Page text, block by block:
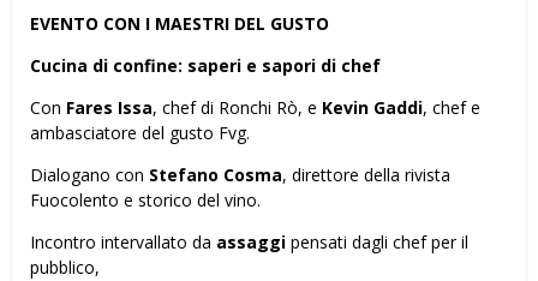
EVENTO CON I MAESTRI DEL GUSTO
Cucina di confine: saperi e sapori di chef
Con Fares Issa, chef di Ronchi Rò, e Kevin Gaddi, chef e
ambasciatore del gusto Fvg.
Dialogano con Stefano Cosma, direttore della rivista
Fuocolento e storico del vino.
Incontro intervallato da assaggi pensati dagli chef per il
pubblico,